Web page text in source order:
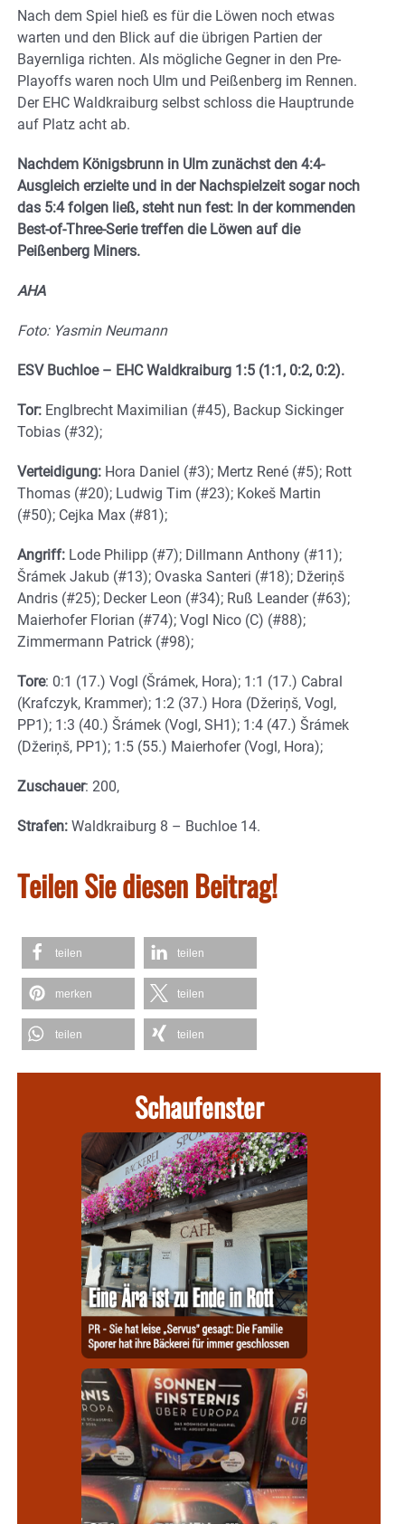
Nach dem Spiel hieß es für die Löwen noch etwas
warten und den Blick auf die übrigen Partien der
Bayernliga richten. Als mögliche Gegner in den Pre-
Playoffs waren noch Ulm und Peißenberg im Rennen.
Der EHC Waldkraiburg selbst schloss die Hauptrunde
auf Platz acht ab.
Nachdem Königsbrunn in Ulm zunächst den 4:4-
Ausgleich erzielte und in der Nachspielzeit sogar noch
das 5:4 folgen ließ, steht nun fest: In der kommenden
Best-of-Three-Serie treffen die Löwen auf die
Peißenberg Miners.
AHA
Foto: Yasmin Neumann
ESV Buchloe – EHC Waldkraiburg 1:5 (1:1, 0:2, 0:2).
Tor: Englbrecht Maximilian (#45), Backup Sickinger
Tobias (#32);
Verteidigung: Hora Daniel (#3); Mertz René (#5); Rott
Thomas (#20); Ludwig Tim (#23); Kokeš Martin
(#50); Cejka Max (#81);
Angriff: Lode Philipp (#7); Dillmann Anthony (#11);
Šrámek Jakub (#13); Ovaska Santeri (#18); Džeriņš
Andris (#25); Decker Leon (#34); Ruß Leander (#63);
Maierhofer Florian (#74); Vogl Nico (C) (#88);
Zimmermann Patrick (#98);
Tore: 0:1 (17.) Vogl (Šrámek, Hora); 1:1 (17.) Cabral
(Krafczyk, Krammer); 1:2 (37.) Hora (Džeriņš, Vogl,
PP1); 1:3 (40.) Šrámek (Vogl, SH1); 1:4 (47.) Šrámek
(Džeriņš, PP1); 1:5 (55.) Maierhofer (Vogl, Hora);
Zuschauer: 200,
Strafen: Waldkraiburg 8 – Buchloe 14.
Teilen Sie diesen Beitrag!
teilen teilen
merken teilen
teilen teilen
Schaufenster